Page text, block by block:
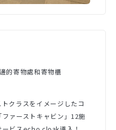
的寄物處和寄物櫃
クラスをイメージしたコ
ァーストキャビン」12施